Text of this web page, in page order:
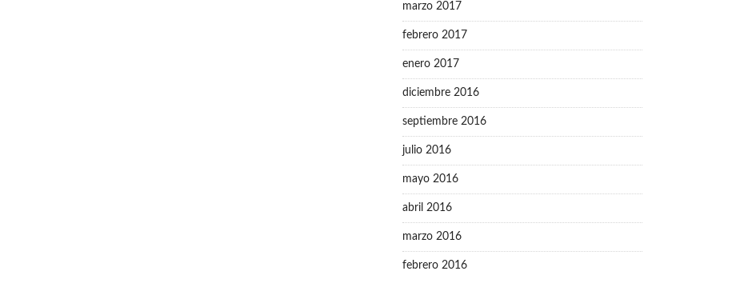
marzo 2017
febrero 2017
enero 2017
diciembre 2016
septiembre 2016
julio 2016
mayo 2016
abril 2016
marzo 2016
febrero 2016